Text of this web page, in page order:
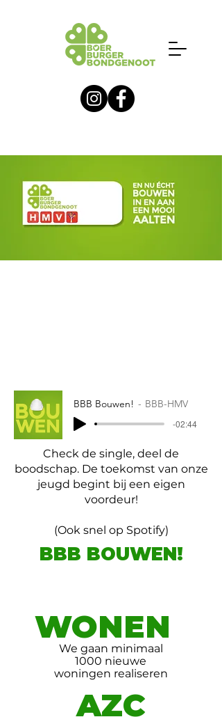
BBB Bouwen! BBB-HMV
-02:44
Check de single, deel de
boodschap. De toekomst van onze
jeugd begint bij een eigen
voordeur!
(Ook snel op Spotify)
BBB BOUWEN!
WONEN
We gaan minimaal
1000 nieuwe
woningen realiseren
AZC